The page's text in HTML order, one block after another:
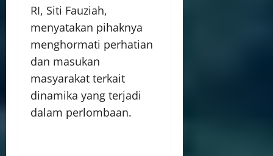
RI, Siti Fauziah,
menyatakan pihaknya
menghormati perhatian
dan masukan
masyarakat terkait
dinamika yang terjadi
dalam perlombaan.